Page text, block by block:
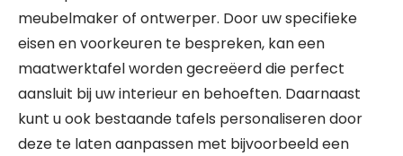
meubelmaker of ontwerper. Door uw specifieke
eisen en voorkeuren te bespreken, kan een
maatwerktafel worden gecreëerd die perfect
aansluit bij uw interieur en behoeften. Daarnaast
kunt u ook bestaande tafels personaliseren door
deze te laten aanpassen met bijvoorbeeld een